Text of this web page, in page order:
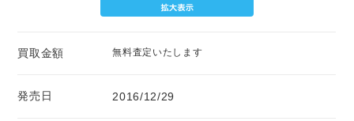
買取金額 無料査定いたします
発売日 2016/12/29